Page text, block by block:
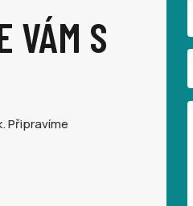
VÁM S
Připravíme